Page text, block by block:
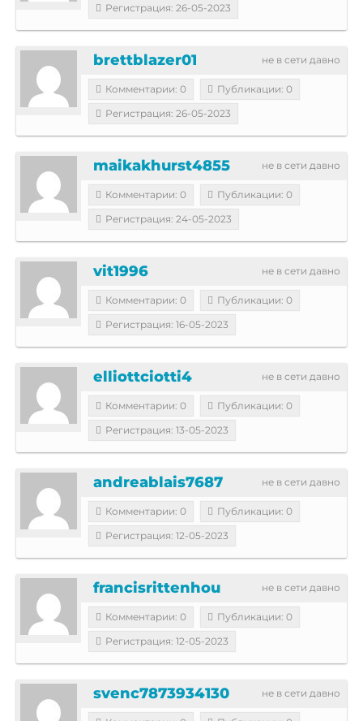
Регистрация: 26-05-2023
не в сети давно
brettblazer01
Комментарии: 0
Публикации: 0
Регистрация: 26-05-2023
не в сети давно
maikakhurst4855
Комментарии: 0
Публикации: 0
Регистрация: 24-05-2023
не в сети давно
vit1996
Комментарии: 0
Публикации: 0
Регистрация: 16-05-2023
не в сети давно
elliottciotti4
Комментарии: 0
Публикации: 0
Регистрация: 13-05-2023
не в сети давно
andreablais7687
Комментарии: 0
Публикации: 0
Регистрация: 12-05-2023
не в сети давно
francisrittenhou
Комментарии: 0
Публикации: 0
Регистрация: 12-05-2023
не в сети давно
svenc7873934130